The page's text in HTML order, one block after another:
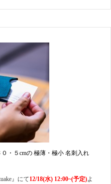
・５cmの 極薄・極小 名刺入れ
』にて12/18(水) 12:00~(予定)よ